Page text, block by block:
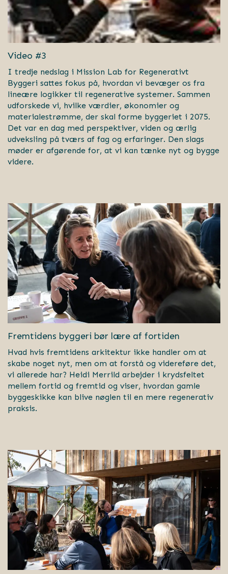
Video #3
I tredje nedslag i Mission Lab for Regenerativt
Byggeri sattes fokus på, hvordan vi bevæger os fra
lineære logikker til regenerative systemer. Sammen
udforskede vi, hvilke værdier, økonomier og
materialestrømme, der skal forme byggeriet i 2075.
Det var en dag med perspektiver, viden og ærlig
udveksling på tværs af fag og erfaringer. Den slags
møder er afgørende for, at vi kan tænke nyt og bygge
videre.
Fremtidens byggeri bør lære af fortiden
Hvad hvis fremtidens arkitektur ikke handler om at
skabe noget nyt, men om at forstå og videreføre det,
vi allerede har? Heidi Merrild arbejder i krydsfeltet
mellem fortid og fremtid og viser, hvordan gamle
byggeskikke kan blive nøglen til en mere regenerativ
praksis.